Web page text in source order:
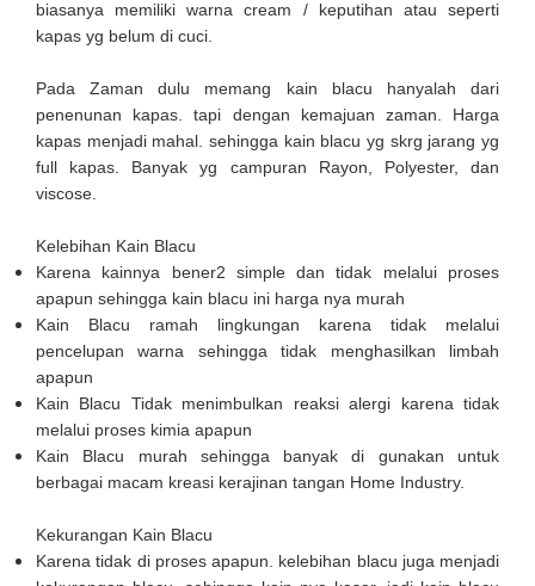
biasanya memiliki warna cream / keputihan atau seperti
kapas yg belum di cuci.
Pada Zaman dulu memang kain blacu hanyalah dari
penenunan kapas. tapi dengan kemajuan zaman. Harga
kapas menjadi mahal. sehingga kain blacu yg skrg jarang yg
full kapas. Banyak yg campuran Rayon, Polyester, dan
viscose.
Kelebihan Kain Blacu
Karena kainnya bener2 simple dan tidak melalui proses
apapun sehingga kain blacu ini harga nya murah
Kain Blacu ramah lingkungan karena tidak melalui
pencelupan warna sehingga tidak menghasilkan limbah
apapun
Kain Blacu Tidak menimbulkan reaksi alergi karena tidak
melalui proses kimia apapun
Kain Blacu murah sehingga banyak di gunakan untuk
berbagai macam kreasi kerajinan tangan Home Industry.
Kekurangan Kain Blacu
Karena tidak di proses apapun. kelebihan blacu juga menjadi